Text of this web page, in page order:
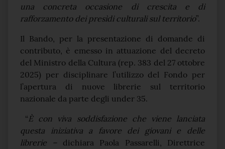
una concreta occasione di crescita e di
rafforzamento dei presìdi culturali sul territorio”.
Il Bando, per la presentazione di domande di
contributo, è emesso in attuazione del decreto
del Ministro della Cultura (rep. 383 del 27 ottobre
2025) per disciplinare l’utilizzo del Fondo per
l’apertura di nuove librerie sul territorio
nazionale da parte degli under 35.
“È con viva soddisfazione che viene lanciata
questa iniziativa a favore dei giovani e delle
librerie – dichiara Paola Passarelli, Direttrice